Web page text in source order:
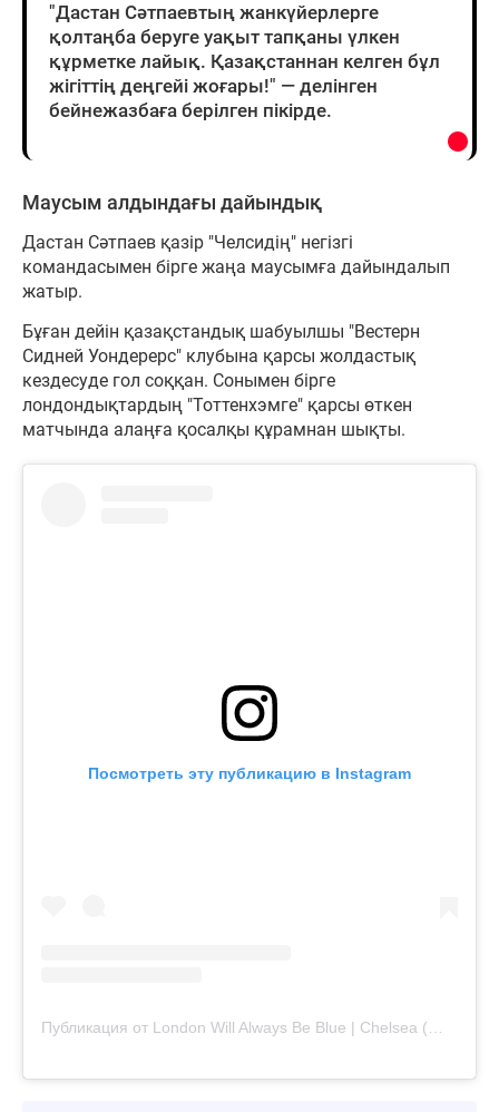
"Дастан Сәтпаевтың жанкүйерлерге
қолтаңба беруге уақыт тапқаны үлкен
құрметке лайық. Қазақстаннан келген бұл
жігіттің деңгейі жоғары!" — делінген
бейнежазбаға берілген пікірде.
Маусым алдындағы дайындық
Дастан Сәтпаев қазір "Челсидің" негізгі
командасымен бірге жаңа маусымға дайындалып
жатыр.
Бұған дейін қазақстандық шабуылшы "Вестерн
Сидней Уондерерс" клубына қарсы жолдастық
кездесуде гол соққан. Сонымен бірге
лондондықтардың "Тоттенхэмге" қарсы өткен
матчында алаңға қосалқы құрамнан шықты.
Посмотреть эту публикацию в Instagram